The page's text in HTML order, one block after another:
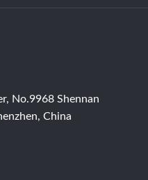
No.9968 Shennan
China